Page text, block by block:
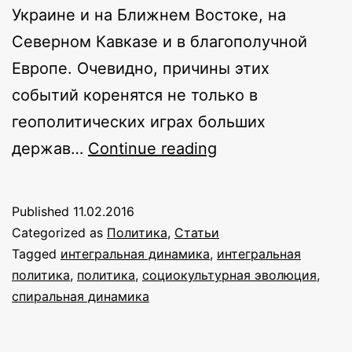
Украине и на Ближнем Востоке, на
Северном Кавказе и в благополучной
Европе. Очевидно, причины этих
событий коренятся не только в
геополитических играх больших
держав… Continue reading
проблемы
национальной
идентичности
Published 11.02.2016
Categorized as Политика, Статьи
Tagged интегральная динамика, интегральная
политика, политика, социокультурная эволюция,
спиральная динамика